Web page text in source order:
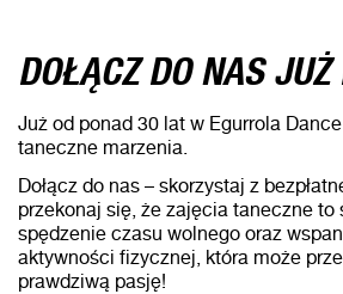
DOŁĄCZ DO NAS
Już od ponad 30 lat w Egurrola
taneczne marzenia.
Dołącz do nas – skorzystaj z
przekonaj się, że zajęcia taneczne to
spędzenie czasu wolnego oraz
aktywności fizycznej, która może
prawdziwą pasję!